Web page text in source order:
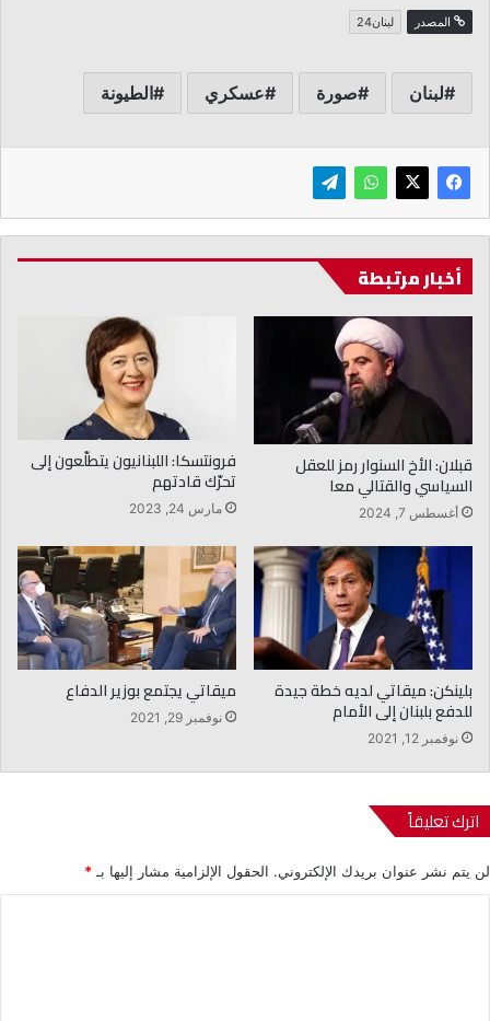
المصدر لبنان24
لبنان صورة عسكري الطيونة
أخبار مرتبطة
قبلان: الأخ السنوار رمز للعقل
السياسي والقتالي معا
أغسطس 7, 2024
فرونتسكا: اللبنانيون يتطلّعون إلى
تحرّك قادتهم
مارس 24, 2023
بلينكن: ميقاتي لديه خطة جيدة
للدفع بلبنان إلى الأمام
نوفمبر 12, 2021
ميقاتي يجتمع بوزير الدفاع
نوفمبر 29, 2021
اترك تعليقاً
لن يتم نشر عنوان بريدك الإلكتروني. الحقول الإلزامية مشار إليها بـ *